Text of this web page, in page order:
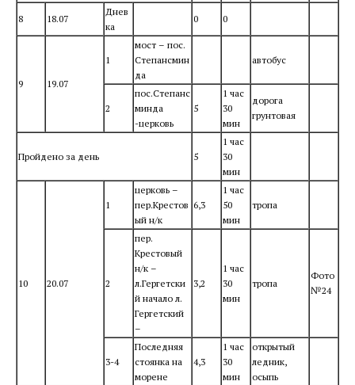
8 18.07
Днев
ка
0 0
9 19.07
1
мост – пос.
Степансмин
да
автобус
2
пос.Степанс
минда
-церковь
5
1 час
30
мин
дорога
грунтовая
Пройдено за день 5
1 час
30
мин
10 20.07
1
церковь –
пер.Крестов
ый н/к
6,3
1 час
50
мин
тропа
2
пер.
Крестовый
н/к –
л.Гергетски
й начало л.
Гергетский
–
3,2
1 час
30
мин
тропа
Фото
№24
3-4
Последняя
стоянка на
морене
4,3
1 час
30
мин
открытый
ледник,
осыпь